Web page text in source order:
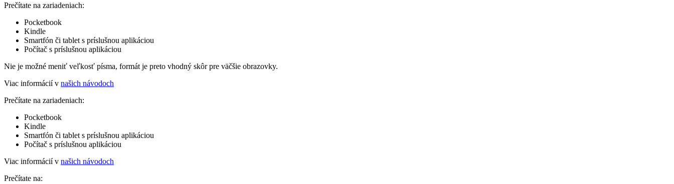
Prečítate na zariadeniach:
Pocketbook
Kindle
Smartfón či tablet s príslušnou aplikáciou
Počítač s príslušnou aplikáciou
Nie je možné meniť veľkosť písma, formát je preto vhodný skôr pre väčšie obrazovky.
Viac informácií v našich návodoch
Prečítate na zariadeniach:
Pocketbook
Kindle
Smartfón či tablet s príslušnou aplikáciou
Počítač s príslušnou aplikáciou
Viac informácií v našich návodoch
Prečítate na: